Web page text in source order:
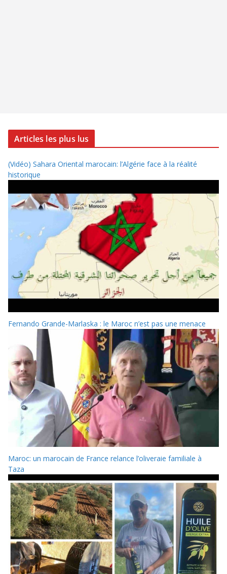
Articles les plus lus
(Vidéo) Sahara Oriental marocain: l’Algérie face à la réalité
historique
Fernando Grande-Marlaska : le Maroc n’est pas une menace
Maroc: un marocain de France relance l’oliveraie familiale à
Taza